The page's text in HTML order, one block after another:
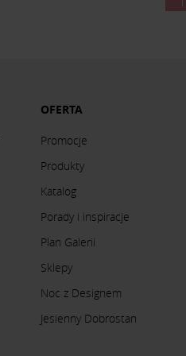
OFERTA
Promocje
Produkty
Katalog
Porady i inspiracje
Plan Galerii
Sklepy
Noc z Designem
Jesienny Dobrostan